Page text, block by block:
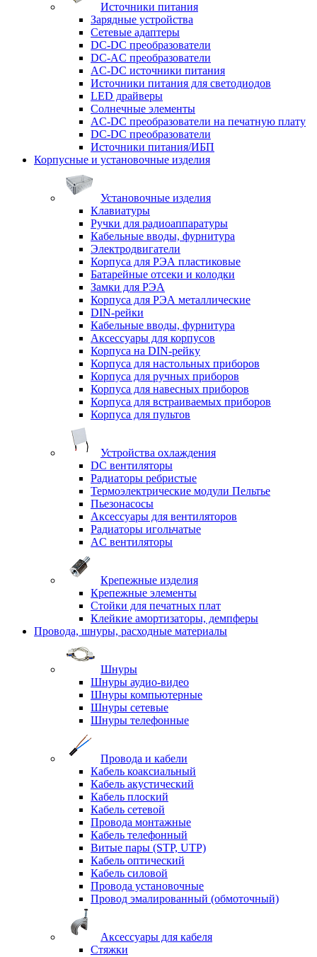
Источники питания
Зарядные устройства
Сетевые адаптеры
DC-DC преобразователи
DC-AC преобразователи
AC-DC источники питания
Источники питания для светодиодов
LED драйверы
Солнечные элементы
AC-DC преобразователи на печатную плату
DC-DC преобразователи
Источники питания/ИБП
Корпусные и установочные изделия
Установочные изделия
Клавиатуры
Ручки для радиоаппаратуры
Кабельные вводы, фурнитура
Электродвигатели
Корпуса для РЭА пластиковые
Батарейные отсеки и колодки
Замки для РЭА
Корпуса для РЭА металлические
DIN-рейки
Кабельные вводы, фурнитура
Аксессуары для корпусов
Корпуса на DIN-рейку
Корпуса для настольных приборов
Корпуса для ручных приборов
Корпуса для навесных приборов
Корпуса для встраиваемых приборов
Корпуса для пультов
Устройства охлаждения
DC вентиляторы
Радиаторы ребристые
Термоэлектрические модули Пельтье
Пьезонасосы
Аксессуары для вентиляторов
Радиаторы игольчатые
AC вентиляторы
Крепежные изделия
Крепежные элементы
Стойки для печатных плат
Клейкие амортизаторы, демпферы
Провода, шнуры, расходные материалы
Шнуры
Шнуры аудио-видео
Шнуры компьютерные
Шнуры сетевые
Шнуры телефонные
Провода и кабели
Кабель коаксиальный
Кабель акустический
Кабель плоский
Кабель сетевой
Провода монтажные
Кабель телефонный
Витые пары (STP, UTP)
Кабель оптический
Кабель силовой
Провода установочные
Провод эмалированный (обмоточный)
Аксессуары для кабеля
Стяжки